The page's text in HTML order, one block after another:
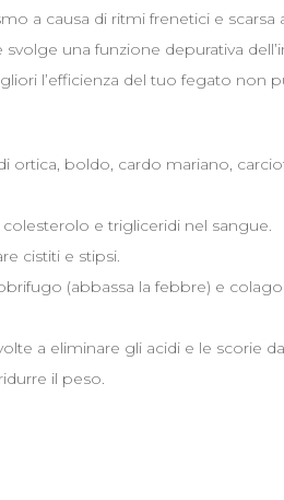
a causa di ritmi frenetici e scarsa
una funzione depurativa
l’efficienza del tuo fegato non
ortica, boldo, cardo mariano,
e trigliceridi nel sangue.
cistiti e stipsi.
(abbassa la febbre) e
a eliminare gli acidi e le scorie
il peso.